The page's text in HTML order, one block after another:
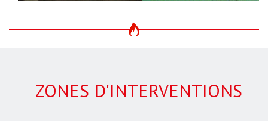
ZONES D'INTERVENTIONS